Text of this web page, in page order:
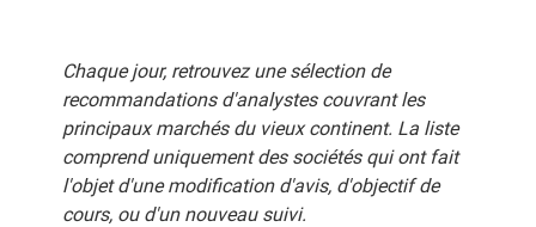
Chaque jour, retrouvez une sélection de
recommandations d'analystes couvrant les
principaux marchés du vieux continent. La liste
comprend uniquement des sociétés qui ont fait
l'objet d'une modification d'avis, d'objectif de
cours, ou d'un nouveau suivi.